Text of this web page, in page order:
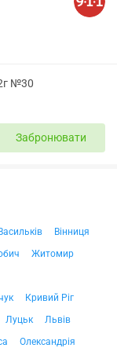
№30
Забронювати
Васильків
Вінниця
Житомир
Кривий Ріг
Луцьк
Львів
Олександрія